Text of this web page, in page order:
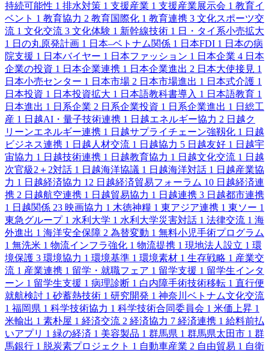
持続可能性 1 排水対策 1 支援産業 1 支援産業展示会 1 教育イ
ベント 1 教育協力 2 教育国際化 1 教育連携 3 文化スポーツ交
流 1 文化交流 3 文化体験 1 新幹線技術 1 日・タイ系小売拡大
1 日の丸原発計画 1 日本–ベトナム関係 1 日本FDI 1 日本の病
院支援 1 日本バイヤー 1 日本ファッション 1 日本企業 4 日本
企業の投資 1 日本企業連携 1 日本企業進出 2 日本大使接見 1
日本小売センター 1 日本市場 2 日本市場進出 1 日本式介護 1
日本投資 1 日本投資拡大 1 日本語教科書導入 1 日本語教育 1
日本進出 1 日系企業 2 日系企業投資 1 日系企業進出 1 日総工
産 1 日越AI・量子技術連携 1 日越エネルギー協力 2 日越ク
リーンエネルギー連携 1 日越サプライチェーン強靱化 1 日越
ビジネス連携 1 日越人材交流 1 日越協力 5 日越友好 1 日越宇
宙協力 1 日越技術連携 1 日越教育協力 1 日越文化交流 1 日越
次官級2＋2対話 1 日越海洋協議 1 日越海洋対話 1 日越産業協
力 1 日越経済協力 12 日越経済貿易フォーラム 10 日越経済連
携 2 日越航空連携 1 日越貿易協力 1 日越連携 3 日越都市連携
1 日越関係 23 映画協力 1 木徳神糧 1 東アジア連携 1 東ソー 1
東急グループ 1 水利大学 1 水利大学災害対話 1 法律交流 1 海
外進出 1 海洋安全保障 2 為替変動 1 無料小児手術プログラム
1 無洗米 1 物流インフラ強化 1 物流提携 1 現地法人設立 1 環
境保護 3 環境協力 1 環境基準 1 環境素材 1 生存戦略 1 産業交
流 1 産業連携 1 留学・就職フェア 1 留学支援 1 留学生インタ
ーン 1 留学生支援 1 病理診断 1 白内障手術技術移転 1 直行便
就航検討 1 砂蓄熱技術 1 研究開発 1 神奈川ベトナム文化交流
1 福岡県 1 科学技術協力 1 科学技術合同委員会 1 米価上昇 1
米輸出 1 素朴屋 1 経済交流 2 経済協力 7 経済連携 1 給料前払
いアプリ 1 緑の経済 1 美容製品 1 群馬県 1 群馬県太田市 1 群
馬銀行 1 脱炭素プロジェクト 1 自動車産業 2 自由貿易 1 自衛